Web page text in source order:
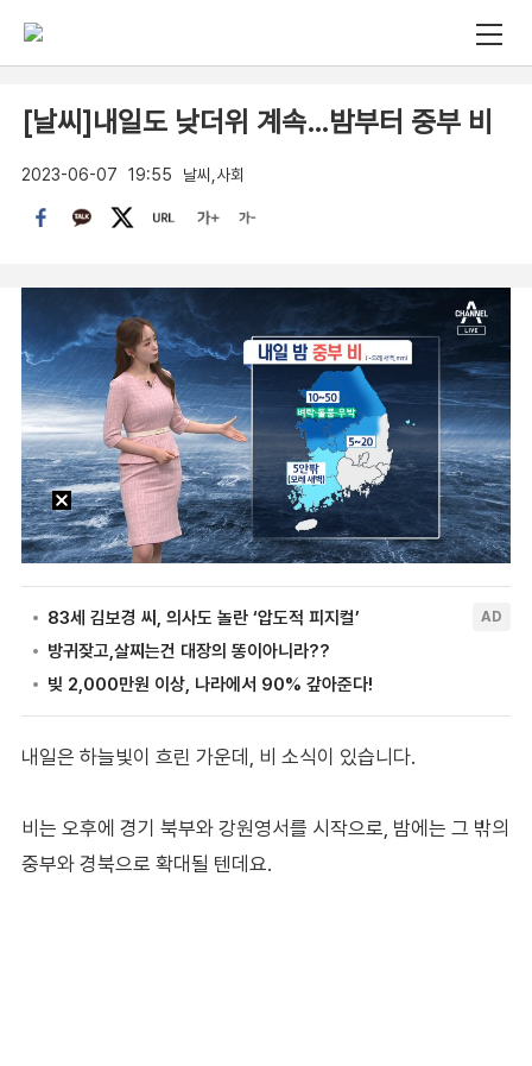
[날씨]내일도 낮더위 계속…밤부터 중부 비
2023-06-07 19:55 날씨,사회
내일은 하늘빛이 흐린 가운데, 비 소식이 있습니다.
비는 오후에 경기 북부와 강원영서를 시작으로, 밤에는 그 밖의
중부와 경북으로 확대될 텐데요.